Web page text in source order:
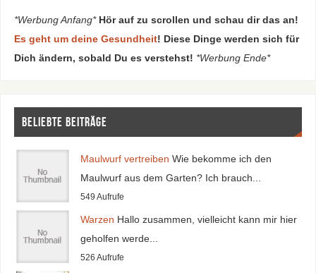
*Werbung Anfang* Hör auf zu scrollen und schau dir das an!
Es geht um deine Gesundheit! Diese Dinge werden sich für
Dich ändern, sobald Du es verstehst! *Werbung Ende*
Beliebte Beiträge
Maulwurf vertreiben Wie bekomme ich den
Maulwurf aus dem Garten? Ich brauch...
549 Aufrufe
Warzen Hallo zusammen, vielleicht kann mir hier
geholfen werde...
526 Aufrufe